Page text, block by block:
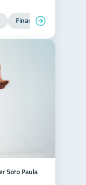
Finanzas personales
Soto Paula